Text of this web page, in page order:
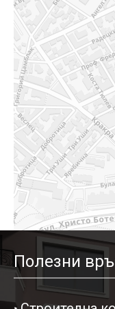
Полезни